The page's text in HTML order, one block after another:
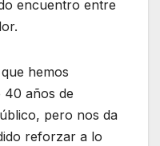
encuentro entre
hemos
40 años de
pero nos da
reforzar a lo